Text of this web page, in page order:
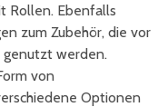
Rollen. Ebenfalls
zum Zubehör, die vor
genutzt werden.
von
Optionen